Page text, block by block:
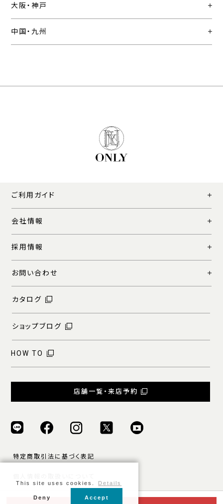
大阪・神戸
中国・九州
ご利用ガイド
会社情報
採用情報
お問い合わせ
カタログ
ショップブログ
HOW TO
店舗一覧・来店予約
特定商取引法に基づく表記
ご利用規約
This site uses cookies. Details
Deny Accept